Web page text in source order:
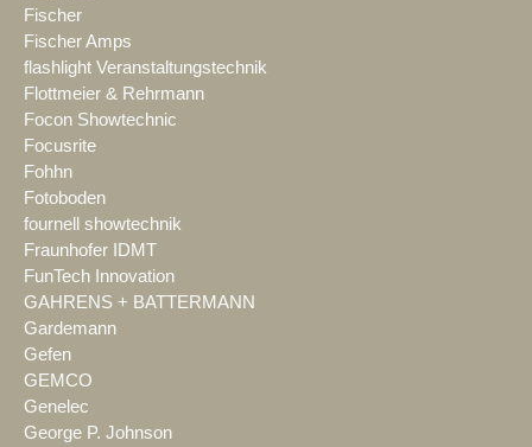
Fischer
Fischer Amps
flashlight Veranstaltungstechnik
Flottmeier & Rehrmann
Focon Showtechnic
Focusrite
Fohhn
Fotoboden
fournell showtechnik
Fraunhofer IDMT
FunTech Innovation
GAHRENS + BATTERMANN
Gardemann
Gefen
GEMCO
Genelec
George P. Johnson